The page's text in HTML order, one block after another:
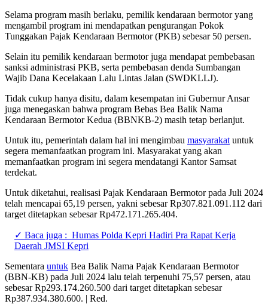
Selama program masih berlaku, pemilik kendaraan bermotor yang
mengambil program ini mendapatkan pengurangan Pokok
Tunggakan Pajak Kendaraan Bermotor (PKB) sebesar 50 persen.
Selain itu pemilik kendaraan bermotor juga mendapat pembebasan
sanksi administrasi PKB, serta pembebasan denda Sumbangan
Wajib Dana Kecelakaan Lalu Lintas Jalan (SWDKLLJ).
Tidak cukup hanya disitu, dalam kesempatan ini Gubernur Ansar
juga menegaskan bahwa program Bebas Bea Balik Nama
Kendaraan Bermotor Kedua (BBNKB-2) masih tetap berlanjut.
Untuk itu, pemerintah dalam hal ini mengimbau masyarakat untuk
segera memanfaatkan program ini. Masyarakat yang akan
memanfaatkan program ini segera mendatangi Kantor Samsat
terdekat.
Untuk diketahui, realisasi Pajak Kendaraan Bermotor pada Juli 2024
telah mencapai 65,19 persen, yakni sebesar Rp307.821.091.112 dari
target ditetapkan sebesar Rp472.171.265.404.
✓ Baca juga : Humas Polda Kepri Hadiri Pra Rapat Kerja
Daerah JMSI Kepri
Sementara untuk Bea Balik Nama Pajak Kendaraan Bermotor
(BBN-KB) pada Juli 2024 lalu telah terpenuhi 75,57 persen, atau
sebesar Rp293.174.260.500 dari target ditetapkan sebesar
Rp387.934.380.600. | Red.